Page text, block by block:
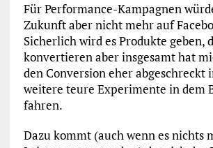
Für Performance-Kampagnen
Zukunft aber nicht mehr auf
Sicherlich wird es Produkte geben,
konvertieren aber insgesamt hat
den Conversion eher abgeschreckt
weitere teure Experimente in dem
fahren.
Dazu kommt (auch wenn es nichts